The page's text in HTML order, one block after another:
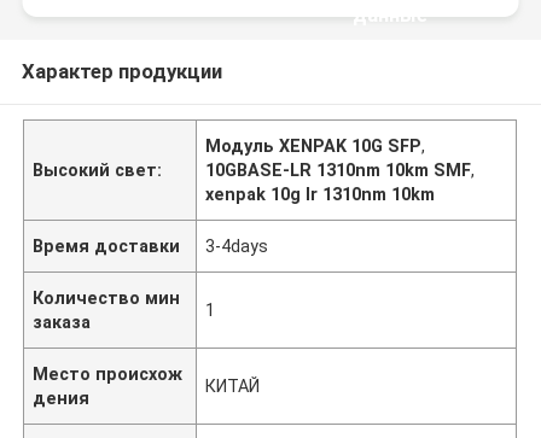
данные
Характер продукции
Высокий свет:
Модуль XENPAK 10G SFP,
10GBASE-LR 1310nm 10km SMF,
xenpak 10g lr 1310nm 10km
Время доставки 3-4days
Количество мин
заказа
1
Место происхож
дения
КИТАЙ